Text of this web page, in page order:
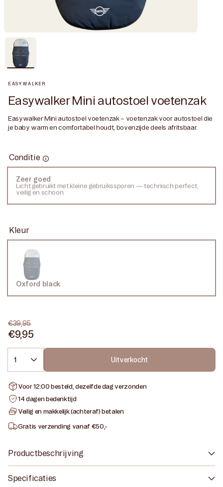
EASYWALKER
Easywalker Mini autostoel voetenzak
Easywalker Mini autostoel voetenzak – voetenzak voor autostoel die
je baby warm en comfortabel houdt, bovenzijde deels afritsbaar.
Conditie Conditie
Zeer goed
Variant
uitverkocht
niet
Licht gebruikt met kleine gebruikssporen — technisch perfect,
veilig en schoon.
Kleur
Oxford black
uitverkocht
Aanbiedingsprijs
€9,95
Normale
prijs
€39,95
Uitverkocht
Voor 12:00 besteld, dezelfde dag verzonden
14 dagen bedenktijd
Veilig en makkelijk (achteraf) betalen
Gratis verzending vanaf €50,-
Productbeschrijving
Specificaties